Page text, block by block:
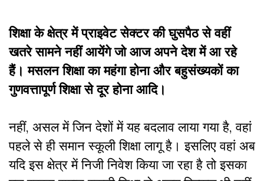
शिक्षा के क्षेत्र में प्राइवेट सेक्टर की घुसपैठ से वहीं
खतरे सामने नहीं आयेंगे जो आज अपने देश में आ रहे
हैं। मसलन शिक्षा का महंगा होना और बहुसंख्यकों का
गुणवत्तापूर्ण शिक्षा से दूर होना आदि।
नहीं, असल में जिन देशों में यह बदलाव लाया गया है, वहां
पहले से ही समान स्कूली शिक्षा लागू है। इसलिए वहां अब
यदि इस क्षेत्र में निजी निवेश किया जा रहा है तो इसका